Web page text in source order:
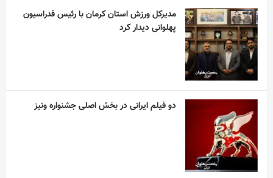
مدیرکل ورزش استان کرمان با رئیس فدراسیون
پهلوانی دیدار کرد
دو فیلم ایرانی در بخش اصلی جشنواره ونیز